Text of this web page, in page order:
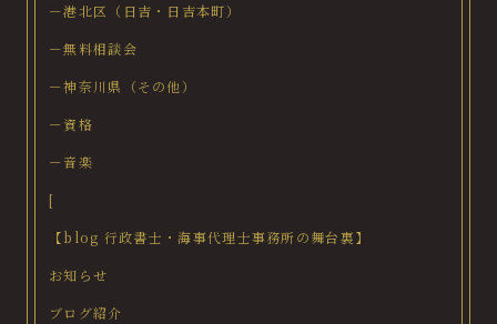
－港北区（日吉・日吉本町）
－無料相談会
－神奈川県（その他）
－資格
－音楽
[
【blog 行政書士・海事代理士事務所の舞台裏】
お知らせ
ブログ紹介